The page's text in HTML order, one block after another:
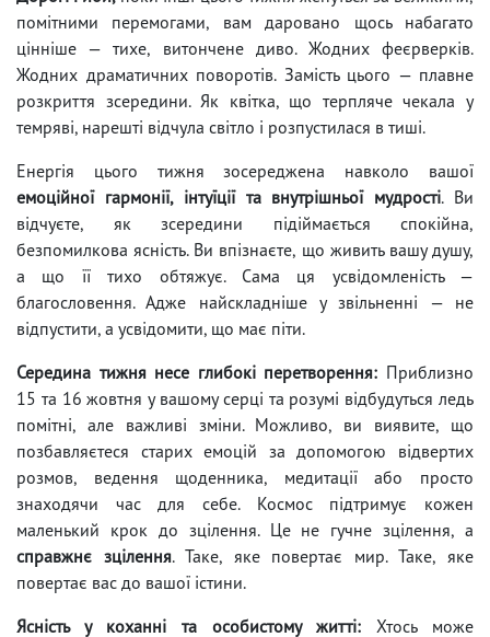
помітними перемогами, вам даровано щось набагато
цінніше — тихе, витончене диво. Жодних феєрверків.
Жодних драматичних поворотів. Замість цього — плавне
розкриття зсередини. Як квітка, що терпляче чекала у
темряві, нарешті відчула світло і розпустилася в тиші.
Енергія цього тижня зосереджена навколо вашої
емоційної гармонії, інтуїції та внутрішньої мудрості. Ви
відчуєте, як зсередини підіймається спокійна,
безпомилкова ясність. Ви впізнаєте, що живить вашу душу,
а що її тихо обтяжує. Сама ця усвідомленість —
благословення. Адже найскладніше у звільненні — не
відпустити, а усвідомити, що має піти.
Середина тижня несе глибокі перетворення: Приблизно
15 та 16 жовтня у вашому серці та розумі відбудуться ледь
помітні, але важливі зміни. Можливо, ви виявите, що
позбавляєтеся старих емоцій за допомогою відвертих
розмов, ведення щоденника, медитації або просто
знаходячи час для себе. Космос підтримує кожен
маленький крок до зцілення. Це не гучне зцілення, а
справжнє зцілення. Таке, яке повертає мир. Таке, яке
повертає вас до вашої істини.
Ясність у коханні та особистому житті: Хтось може